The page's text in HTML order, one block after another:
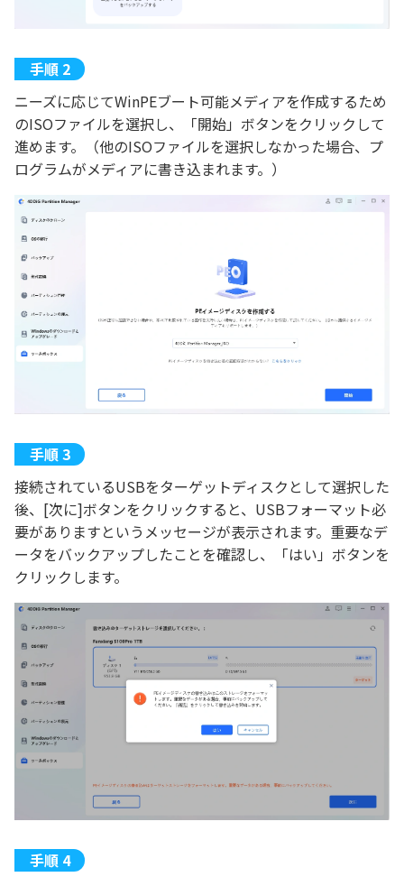
ニーズに応じてWinPEブート可能メディアを作成するため
のISOファイルを選択し、「開始」ボタンをクリックして
進めます。（他のISOファイルを選択しなかった場合、プ
ログラムがメディアに書き込まれます。）
接続されているUSBをターゲットディスクとして選択した
後、[次に]ボタンをクリックすると、USBフォーマット必
要がありますというメッセージが表示されます。重要なデ
ータをバックアップしたことを確認し、「はい」ボタンを
クリックします。